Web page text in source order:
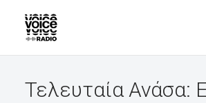
Τελευταία Ανάσα: